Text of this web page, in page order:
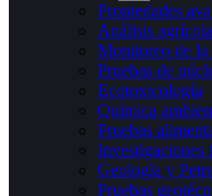
Propiedades
Análisis agrícola
Monitoreo de la
Pruebas de
Ecotoxicología
Química
Pruebas
Investigaciones
Geología y
Pruebas